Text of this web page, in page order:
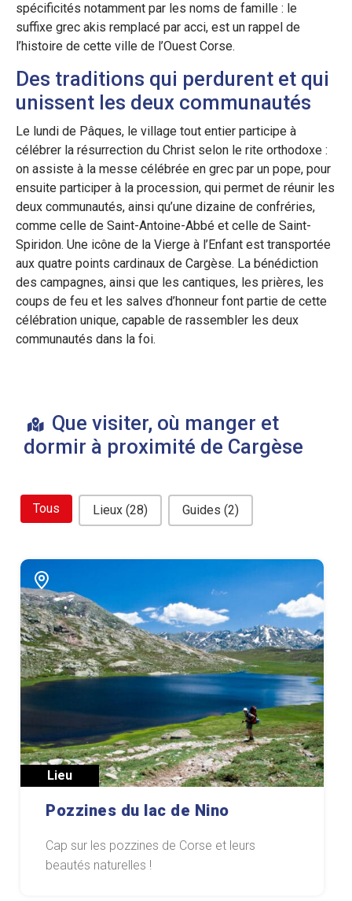
spécificités notamment par les noms de famille : le
suffixe grec akis remplacé par acci, est un rappel de
l’histoire de cette ville de l’Ouest Corse.
Des traditions qui perdurent et qui
unissent les deux communautés
Le lundi de Pâques, le village tout entier participe à
célébrer la résurrection du Christ selon le rite orthodoxe :
on assiste à la messe célébrée en grec par un pope, pour
ensuite participer à la procession, qui permet de réunir les
deux communautés, ainsi qu’une dizaine de confréries,
comme celle de Saint-Antoine-Abbé et celle de Saint-
Spiridon. Une icône de la Vierge à l’Enfant est transportée
aux quatre points cardinaux de Cargèse. La bénédiction
des campagnes, ainsi que les cantiques, les prières, les
coups de feu et les salves d’honneur font partie de cette
célébration unique, capable de rassembler les deux
communautés dans la foi.
Que visiter, où manger et
dormir à proximité de Cargèse
bouton filtre related
Tous Lieux (28) Guides (2)
Lieu
Pozzines du lac de Nino
Cap sur les pozzines de Corse et leurs
beautés naturelles !